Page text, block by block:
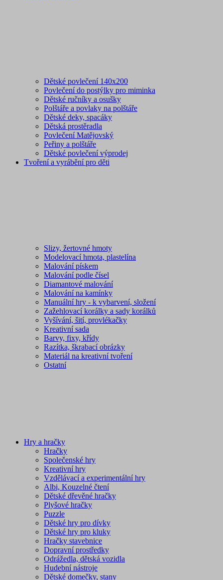
Dětské povlečení 140x200
Povlečení do postýlky pro miminka
Dětské ručníky a osušky
Polštáře a povlaky na polštáře
Dětské deky, spacáky
Dětská prostěradla
Povlečení Matějovský
Peřiny a polštáře
Dětské povlečení výprodej
Tvoření a vyrábění pro děti
Slizy, žertovné hmoty
Modelovací hmota, plastelína
Malování pískem
Malování podle čísel
Diamantové malování
Malování na kamínky
Manuální hry - k vybarvení, složení
Zažehlovací korálky a sady korálků
Vyšívání, šití, provlékačky
Kreativní sada
Barvy, fixy, křídy
Razítka, škrabací obrázky
Materiál na kreativní tvoření
Ostatní
Hry a hračky
Hračky
Společenské hry
Kreativní hry
Vzdělávací a experimentální hry
Albi, Kouzelné čtení
Dětské dřevěné hračky
Plyšové hračky
Puzzle
Dětské hry pro dívky
Dětské hry pro kluky
Hračky stavebnice
Dopravní prostředky
Odrážedla, dětská vozidla
Hudební nástroje
Dětské domečky, stany